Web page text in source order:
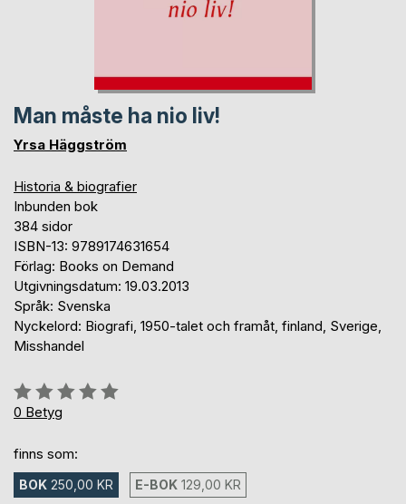
Man måste ha nio liv!
Yrsa Häggström
Historia & biografier
Inbunden bok
384 sidor
ISBN-13: 9789174631654
Förlag: Books on Demand
Utgivningsdatum: 19.03.2013
Språk: Svenska
Nyckelord: Biografi, 1950-talet och framåt, finland, Sverige,
Misshandel
Betyg::
0%
0 Betyg
finns som:
BOK 250,00 KR E-BOK 129,00 KR